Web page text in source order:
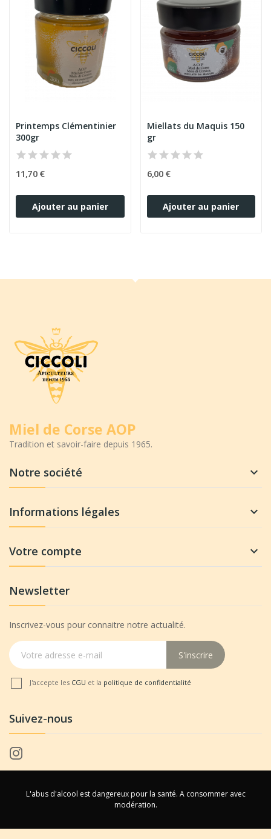
Printemps Clémentinier
300gr
11,70 €
Ajouter au panier
Miellats du Maquis 150
gr
6,00 €
Ajouter au panier
Miel de Corse AOP
Tradition et savoir-faire depuis 1965.
Notre société 
Informations légales 
Votre compte 
Newsletter
Inscrivez-vous pour connaitre notre actualité.
S'inscrire
J'accepte les CGU et la politique de confidentialité
Suivez-nous
L'abus d'alcool est dangereux pour la santé. A consommer avec
modération.